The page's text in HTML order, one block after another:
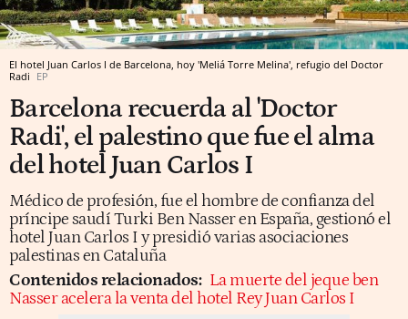
El hotel Juan Carlos I de Barcelona, hoy 'Meliá Torre Melina', refugio del Doctor
Radi EP
Barcelona recuerda al 'Doctor
Radi', el palestino que fue el alma
del hotel Juan Carlos I
Médico de profesión, fue el hombre de confianza del
príncipe saudí Turki Ben Nasser en España, gestionó el
hotel Juan Carlos I y presidió varias asociaciones
palestinas en Cataluña
Contenidos relacionados: La muerte del jeque ben
Nasser acelera la venta del hotel Rey Juan Carlos I